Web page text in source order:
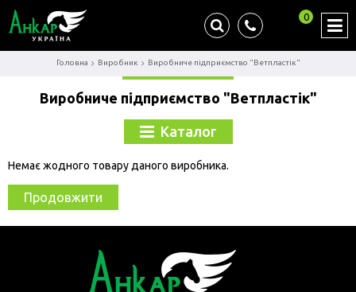
0
Головна Виробник Виробниче підприємство "Ветпластік"
Виробниче підприємство "Ветпластік"
Каталог
Немає жодного товару даного виробника.
Продовжити